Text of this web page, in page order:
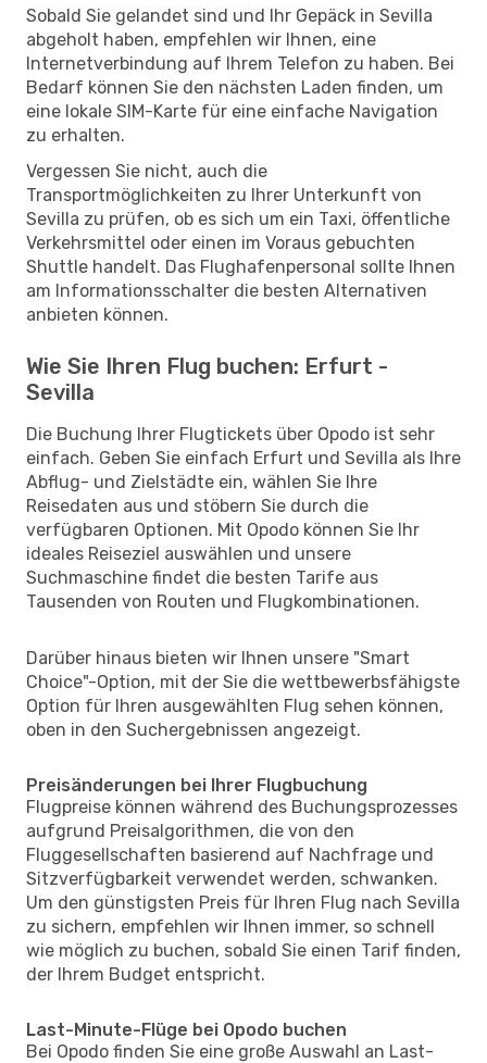
Sobald Sie gelandet sind und Ihr Gepäck in Sevilla
abgeholt haben, empfehlen wir Ihnen, eine
Internetverbindung auf Ihrem Telefon zu haben. Bei
Bedarf können Sie den nächsten Laden finden, um
eine lokale SIM-Karte für eine einfache Navigation
zu erhalten.
Vergessen Sie nicht, auch die
Transportmöglichkeiten zu Ihrer Unterkunft von
Sevilla zu prüfen, ob es sich um ein Taxi, öffentliche
Verkehrsmittel oder einen im Voraus gebuchten
Shuttle handelt. Das Flughafenpersonal sollte Ihnen
am Informationsschalter die besten Alternativen
anbieten können.
Wie Sie Ihren Flug buchen: Erfurt -
Sevilla
Die Buchung Ihrer Flugtickets über Opodo ist sehr
einfach. Geben Sie einfach Erfurt und Sevilla als Ihre
Abflug- und Zielstädte ein, wählen Sie Ihre
Reisedaten aus und stöbern Sie durch die
verfügbaren Optionen. Mit Opodo können Sie Ihr
ideales Reiseziel auswählen und unsere
Suchmaschine findet die besten Tarife aus
Tausenden von Routen und Flugkombinationen.
Darüber hinaus bieten wir Ihnen unsere "Smart
Choice"-Option, mit der Sie die wettbewerbsfähigste
Option für Ihren ausgewählten Flug sehen können,
oben in den Suchergebnissen angezeigt.
Preisänderungen bei Ihrer Flugbuchung
Flugpreise können während des Buchungsprozesses
aufgrund Preisalgorithmen, die von den
Fluggesellschaften basierend auf Nachfrage und
Sitzverfügbarkeit verwendet werden, schwanken.
Um den günstigsten Preis für Ihren Flug nach Sevilla
zu sichern, empfehlen wir Ihnen immer, so schnell
wie möglich zu buchen, sobald Sie einen Tarif finden,
der Ihrem Budget entspricht.
Last-Minute-Flüge bei Opodo buchen
Bei Opodo finden Sie eine große Auswahl an Last-